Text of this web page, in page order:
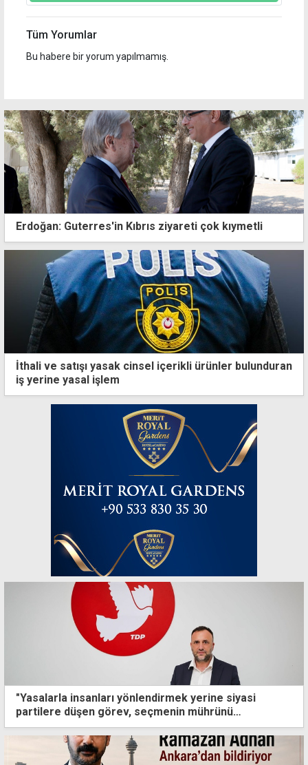
Tüm Yorumlar
Bu habere bir yorum yapılmamış.
Erdoğan: Guterres'in Kıbrıs ziyareti çok kıymetli
İthali ve satışı yasak cinsel içerikli ürünler bulunduran
iş yerine yasal işlem
"Yasalarla insanları yönlendirmek yerine siyasi
partilere düşen görev, seçmenin mührünü
kazanmaktır"